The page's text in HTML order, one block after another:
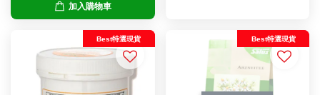
加入購物車
Best特選現貨 Best特選現貨